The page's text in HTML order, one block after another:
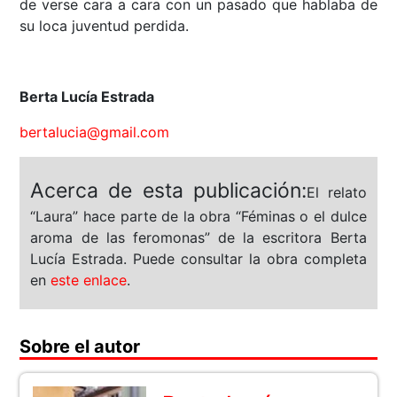
de verse cara a cara con un pasado que hablaba de
su loca juventud perdida.
Berta Lucía Estrada
bertalucia@gmail.com
Acerca de esta publicación:El relato
“Laura” hace parte de la obra “Féminas o el dulce
aroma de las feromonas” de la escritora Berta
Lucía Estrada. Puede consultar la obra completa
eneste enlace.
Sobre el autor